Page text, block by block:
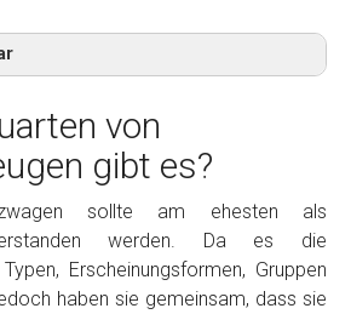
von
gibt es?
sollte am ehesten als
werden. Da es die
Erscheinungsformen, Gruppen
haben sie gemeinsam, dass sie